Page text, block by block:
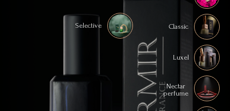
Selective Classic
Luxel
Nectar
perfume